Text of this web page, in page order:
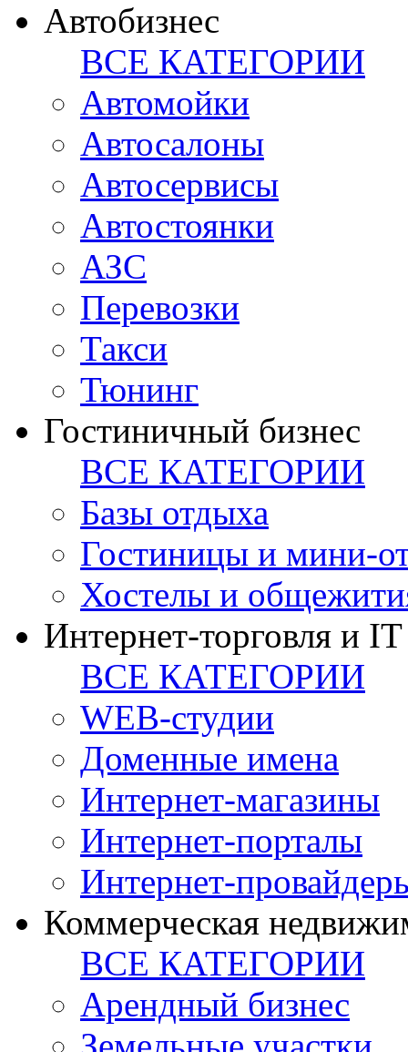
Автобизнес
ВСЕ КАТЕГОРИИ
Автомойки
Автосалоны
Автосервисы
Автостоянки
АЗС
Перевозки
Такси
Тюнинг
Гостиничный бизнес
ВСЕ КАТЕГОРИИ
Базы отдыха
Гостиницы и мини-
Хостелы и
Интернет-торговля и IT
ВСЕ КАТЕГОРИИ
WEB-студии
Доменные имена
Интернет-магазины
Интернет-порталы
Интернет-
Коммерческая
ВСЕ КАТЕГОРИИ
Арендный бизнес